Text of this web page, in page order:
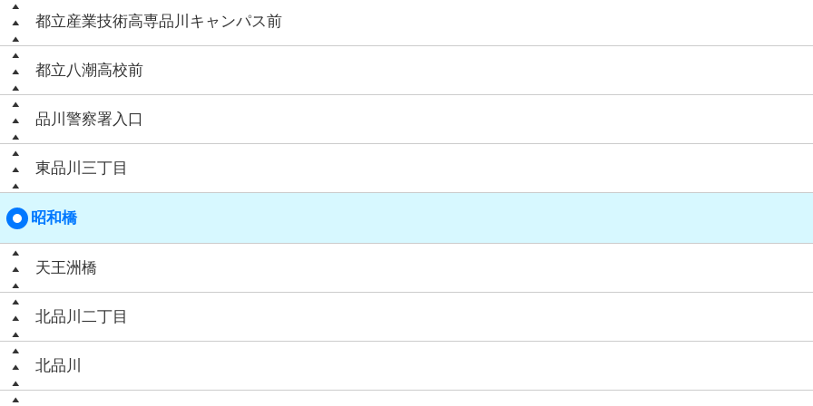
都立産業技術高専品川キャンパス前
都立八潮高校前
品川警察署入口
東品川三丁目
昭和橋
天王洲橋
北品川二丁目
北品川